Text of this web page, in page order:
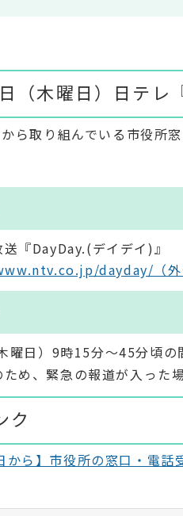
（木曜日）日テレ
ら取り組んでいる市役所
『DayDay.(デイデイ)』
dayday/（外
曜日）9時15分～45分頃の
め、緊急の報道が入った
ク
から】市役所の窓口・電話